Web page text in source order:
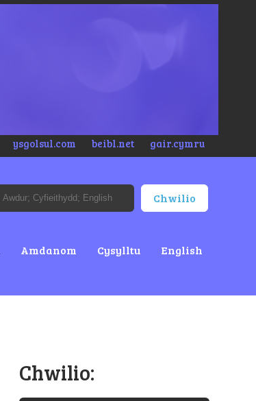
ysgolsul.com beibl.net gair.cymru
Amdanom Cysylltu English
Chwilio: